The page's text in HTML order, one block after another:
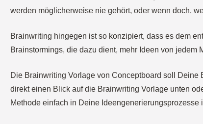
werden möglicherweise nie gehört, oder wenn doch,
Brainwriting hingegen ist so konzipiert, dass es dem
Brainstormings, die dazu dient, mehr Ideen von jedem
Die Brainwriting Vorlage von Conceptboard soll
direkt einen Blick auf die Brainwriting Vorlage unten
Methode einfach in Deine Ideengenerierungsprozesse